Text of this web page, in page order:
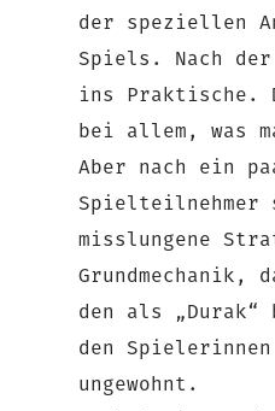
der speziellen
Spiels. Nach
ins Praktische.
bei allem, was
Aber nach ein
Spielteilnehmer
misslungene
Grundmechanik,
den als
den
ungewohnt.